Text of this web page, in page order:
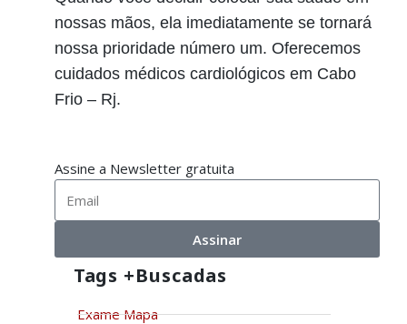
nossas mãos, ela imediatamente se tornará
nossa prioridade número um. Oferecemos
cuidados médicos cardiológicos em Cabo
Frio – Rj.
Assine a Newsletter gratuita
Assinar
Tags +buscadas
Exame Mapa